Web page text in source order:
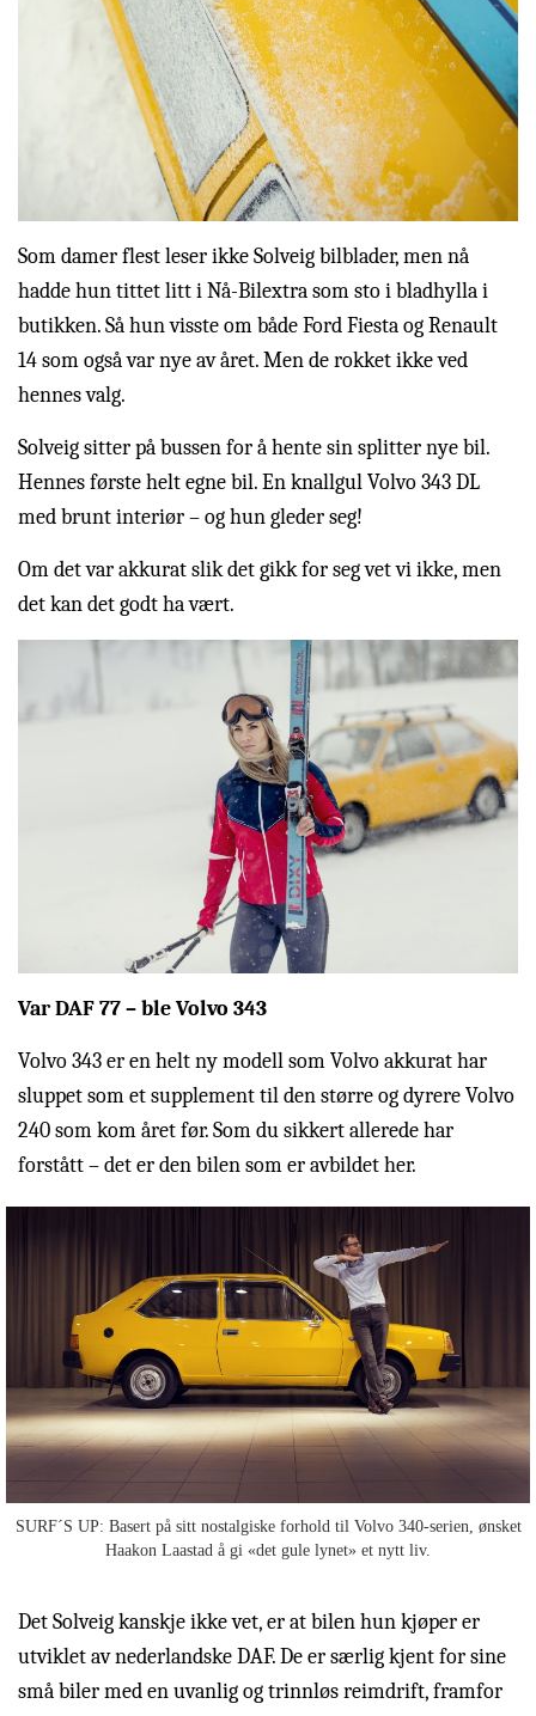
Som damer flest leser ikke Solveig bilblader, men nå
hadde hun tittet litt i Nå-Bilextra som sto i bladhylla i
butikken. Så hun visste om både Ford Fiesta og Renault
14 som også var nye av året. Men de rokket ikke ved
hennes valg.
Solveig sitter på bussen for å hente sin splitter nye bil.
Hennes første helt egne bil. En knallgul Volvo 343 DL
med brunt interiør – og hun gleder seg!
Om det var akkurat slik det gikk for seg vet vi ikke, men
det kan det godt ha vært.
Var DAF 77 – ble Volvo 343
Volvo 343 er en helt ny modell som Volvo akkurat har
sluppet som et supplement til den større og dyrere Volvo
240 som kom året før. Som du sikkert allerede har
forstått – det er den bilen som er avbildet her.
SURF´S UP: Basert på sitt nostalgiske forhold til Volvo 340-serien, ønsket
Haakon Laastad å gi «det gule lynet» et nytt liv.
Det Solveig kanskje ikke vet, er at bilen hun kjøper er
utviklet av nederlandske DAF. De er særlig kjent for sine
små biler med en uvanlig og trinnløs reimdrift, framfor